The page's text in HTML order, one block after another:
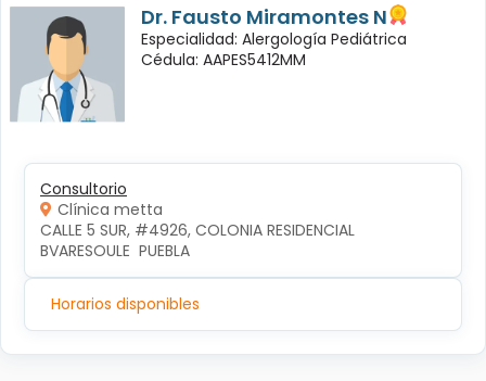
Dr. Fausto Miramontes N
Especialidad: Alergología Pediátrica
Cédula: AAPES5412MM
Consultorio
Clínica metta
CALLE 5 SUR, #4926, COLONIA RESIDENCIAL
BVARESOULE  PUEBLA
Horarios disponibles